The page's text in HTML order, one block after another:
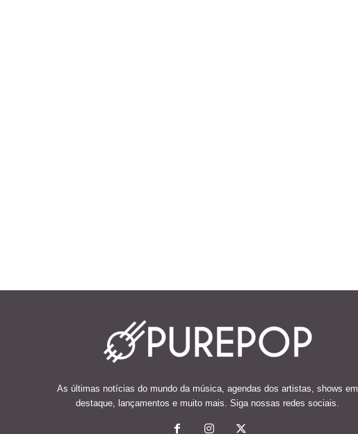
As últimas notícias do mundo da música, agendas dos artistas, shows em
destaque, lançamentos e muito mais. Siga nossas redes sociais.